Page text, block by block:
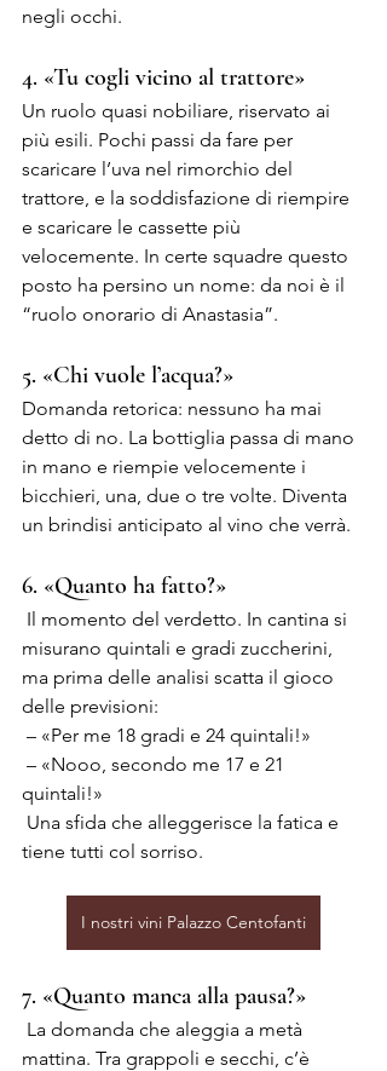
negli occhi.
4. «Tu cogli vicino al trattore»
Un ruolo quasi nobiliare, riservato ai
più esili. Pochi passi da fare per
scaricare l’uva nel rimorchio del
trattore, e la soddisfazione di riempire
e scaricare le cassette più
velocemente. In certe squadre questo
posto ha persino un nome: da noi è il
“ruolo onorario di Anastasia”.
5. «Chi vuole l’acqua?»
Domanda retorica: nessuno ha mai
detto di no. La bottiglia passa di mano
in mano e riempie velocemente i
bicchieri, una, due o tre volte. Diventa
un brindisi anticipato al vino che verrà.
6. «Quanto ha fatto?»
misurano quintali e gradi zuccherini,
ma prima delle analisi scatta il gioco
delle previsioni:
– «Per me 18 gradi e 24 quintali!»
quintali!»
tiene tutti col sorriso.
I nostri vini Palazzo Centofanti
7. «Quanto manca alla pausa?»
mattina. Tra grappoli e secchi, c’è